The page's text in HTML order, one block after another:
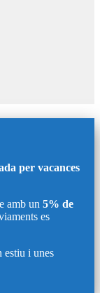
per vacances
amb un 5% de
es
estiu i unes